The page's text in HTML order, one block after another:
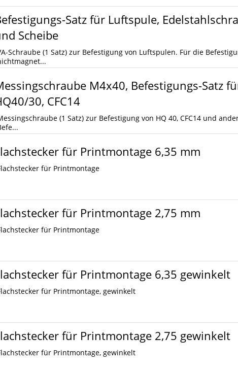
Satz für Luftspule,
Scheibe
Schraube (1 Satz) zur Befestigung von Luftspulen. Für die
M4x40, Befestigungs-Satz
30, CFC14
(1 Satz) zur Befestigung von HQ 40, CFC14 und
für Printmontage 6,35 mm
für Printmontage
für Printmontage 2,75 mm
für Printmontage
für Printmontage 6,35 gewinkelt
für Printmontage, gewinkelt
für Printmontage 2,75 gewinkelt
für Printmontage, gewinkelt